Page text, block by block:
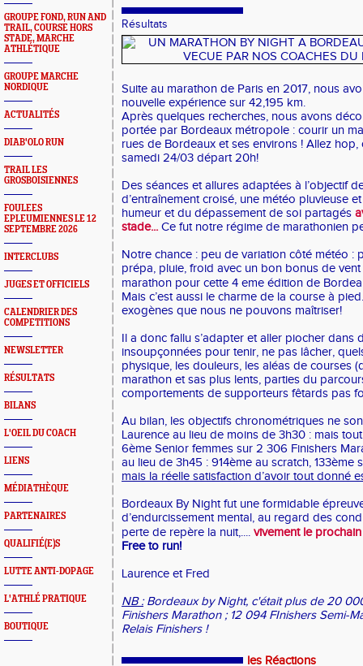
GROUPE FOND, RUN AND
TRAIL, COURSE HORS
STADE, MARCHE
ATHLÉTIQUE
GROUPE MARCHE
NORDIQUE
ACTUALITÉS
DIAB'OLO RUN
TRAIL LES
GROSBOISIENNES
FOULEES
EPLEUMIENNES LE 12
SEPTEMBRE 2026
INTERCLUBS
JUGES ET OFFICIELS
CALENDRIER DES
COMPETITIONS
NEWSLETTER
RÉSULTATS
BILANS
L'OEIL DU COACH
LIENS
MÉDIATHÈQUE
PARTENAIRES
QUALIFIÉ(E)S
LUTTE ANTI-DOPAGE
L'ATHLÉ PRATIQUE
BOUTIQUE
Résultats
Suite au marathon de Paris en 2017, nous
nouvelle expérience sur 42,195 km.
Après quelques recherches, nous avons
portée par Bordeaux métropole : courir un
rues de Bordeaux et ses environs ! Allez
samedi 24/03 départ 20h!
Des séances et allures adaptées à l’objectif
d’entraînement croisé, une météo pluvieuse
humeur et du dépassement de soi partagés
stade... Ce fut notre régime de marathonien
Notre chance : peu de variation côté météo :
prépa, pluie, froid avec un bon bonus de
marathon pour cette 4 eme édition de
Mais c’est aussi le charme de la course à
exogènes que nous ne pouvons maîtriser!
Il a donc fallu s’adapter et aller piocher dans
insoupçonnées pour tenir, ne pas lâcher,
physique, les douleurs, les aléas de courses
marathon et sas plus lents, parties du
comportements de supporteurs fêtards pas
Au bilan, les objectifs chronométriques ne
Laurence au lieu de moins de 3h30 : mais
6ème Senior femmes sur 2 306 Finishers
au lieu de 3h45 : 914ème au scratch, 133ème
mais la réelle satisfaction d’avoir tout donné
Bordeaux By Night fut une formidable
d’endurcissement mental, au regard des
perte de repère la nuit,.... vivement le
Free to run!
Laurence et Fred
NB :Bordeaux by Night, c'était plus de 20
Finishers Marathon ; 12 094 FInishers Semi-
Relais Finishers !
les Réactions